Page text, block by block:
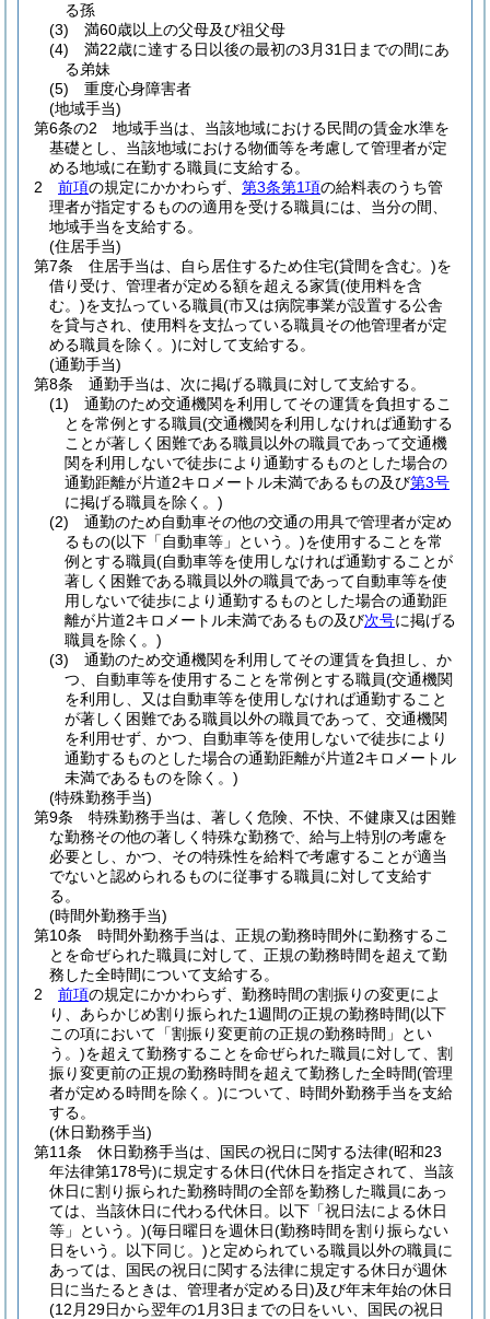
る孫
(3)
満60歳以上の父母及び祖父母
(4)
満22歳に達する日以後の最初の3月31日までの間にあ
る弟妹
(5)
重度心身障害者
(地域手当)
第6条の2
地域手当は、当該地域における民間の賃金水準を
基礎とし、当該地域における物価等を考慮して管理者が定
める地域に在勤する職員に支給する。
2
前項の規定にかかわらず、 第3条第1項の給料表のうち管
理者が指定するものの適用を受ける職員には、当分の間、
地域手当を支給する。
(住居手当)
第7条
住居手当は、自ら居住するため住宅(貸間を含む。)を
借り受け、管理者が定める額を超える家賃(使用料を含
む。)を支払っている職員(市又は病院事業が設置する公舎
を貸与され、使用料を支払っている職員その他管理者が定
める職員を除く。)に対して支給する。
(通勤手当)
第8条
通勤手当は、次に掲げる職員に対して支給する。
(1)
通勤のため交通機関を利用してその運賃を負担するこ
とを常例とする職員(交通機関を利用しなければ通勤する
ことが著しく困難である職員以外の職員であって交通機
関を利用しないで徒歩により通勤するものとした場合の
通勤距離が片道2キロメートル未満であるもの及び第3号
に掲げる職員を除く。)
(2)
通勤のため自動車その他の交通の用具で管理者が定め
るもの(以下「自動車等」という。)を使用することを常
例とする職員(自動車等を使用しなければ通勤することが
著しく困難である職員以外の職員であって自動車等を使
用しないで徒歩により通勤するものとした場合の通勤距
離が片道2キロメートル未満であるもの及び次号に掲げる
職員を除く。)
(3)
通勤のため交通機関を利用してその運賃を負担し、か
つ、自動車等を使用することを常例とする職員(交通機関
を利用し、又は自動車等を使用しなければ通勤すること
が著しく困難である職員以外の職員であって、交通機関
を利用せず、かつ、自動車等を使用しないで徒歩により
通勤するものとした場合の通勤距離が片道2キロメートル
未満であるものを除く。)
(特殊勤務手当)
第9条
特殊勤務手当は、著しく危険、不快、不健康又は困難
な勤務その他の著しく特殊な勤務で、給与上特別の考慮を
必要とし、かつ、その特殊性を給料で考慮することが適当
でないと認められるものに従事する職員に対して支給す
る。
(時間外勤務手当)
第10条
時間外勤務手当は、正規の勤務時間外に勤務するこ
とを命ぜられた職員に対して、正規の勤務時間を超えて勤
務した全時間について支給する。
2
前項の規定にかかわらず、勤務時間の割振りの変更によ
り、あらかじめ割り振られた1週間の正規の勤務時間(以下
この項において「割振り変更前の正規の勤務時間」とい
う。)を超えて勤務することを命ぜられた職員に対して、割
振り変更前の正規の勤務時間を超えて勤務した全時間(管理
者が定める時間を除く。)について、時間外勤務手当を支給
する。
(休日勤務手当)
第11条
休日勤務手当は、国民の祝日に関する法律(昭和23
年法律第178号)に規定する休日(代休日を指定されて、当該
休日に割り振られた勤務時間の全部を勤務した職員にあっ
ては、当該休日に代わる代休日。以下「祝日法による休日
等」という。)(毎日曜日を週休日(勤務時間を割り振らない
日をいう。以下同じ。)と定められている職員以外の職員に
あっては、国民の祝日に関する法律に規定する休日が週休
日に当たるときは、管理者が定める日)及び年末年始の休日
(12月29日から翌年の1月3日までの日をいい、国民の祝日